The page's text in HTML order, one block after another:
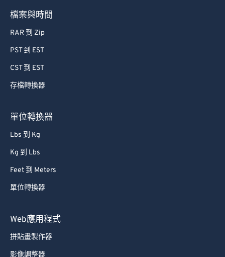
檔案與時間
RAR 到 Zip
PST 到 EST
CST 到 EST
存檔轉換器
單位轉換器
Lbs 到 Kg
Kg 到 Lbs
Feet 到 Meters
單位轉換器
Web應用程式
拼貼畫製作器
影像調整器